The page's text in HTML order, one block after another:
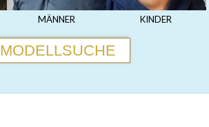
MÄNNER KINDER
MODELLSUCHE